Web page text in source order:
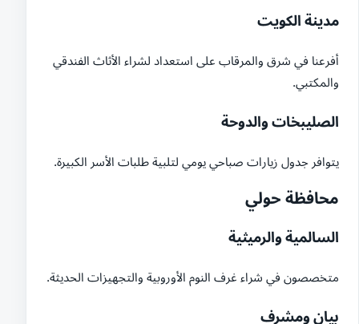
مدينة الكويت
أفرعنا في شرق والمرقاب على استعداد لشراء الأثاث الفندقي
والمكتبي.
الصليبخات والدوحة
يتوافر جدول زيارات صباحي يومي لتلبية طلبات الأسر الكبيرة.
محافظة حولي
السالمية والرميثية
متخصصون في شراء غرف النوم الأوروبية والتجهيزات الحديثة.
بيان ومشرف